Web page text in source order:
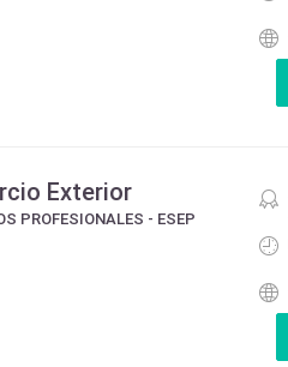
Exterior
PROFESIONALES - ESEP